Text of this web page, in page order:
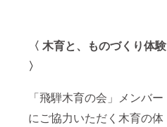
〈 木育と、ものづくり体験
〉
「飛騨木育の会」メンバー
にご協力いただく木育の体